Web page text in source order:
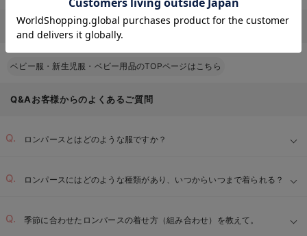
その他
ベビー服・新生児服・ベビー用品のTOPページはこちら
Q&Aお客様からのよくあるご質問
ロンパースとはどのような服ですか？
ロンパースにはどのような種類があり、いつからいつまで着られる？
季節に合わせたロンパースの着せ方（組み合わせ）を教えて。